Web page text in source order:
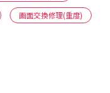
画面交換修理(重度)